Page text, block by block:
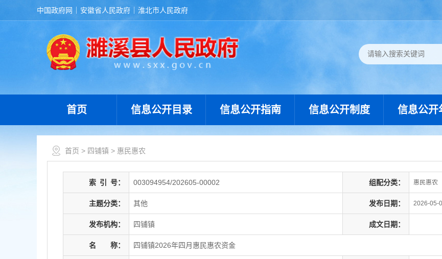
中国政府网 安徽省人民政府 淮北市人民政府
首页 信息公开目录 信息公开指南 信息公开制度 信息公开
首页 > 四铺镇 > 惠民惠农
索 引 号： 003094954/202605-00002 组配分类： 惠民惠农
主题分类： 其他 发布日期： 2026-05-
发布机构： 四铺镇 成文日期：
名 称： 四铺镇2026年四月惠民惠农资金